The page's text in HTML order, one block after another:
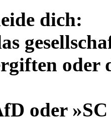
dich:
oder
oder